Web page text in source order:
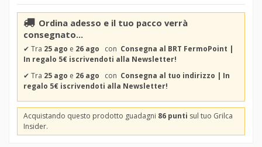
Ordina adesso e il tuo pacco verrà
consegnato...
✔ Tra 25 ago e 26 ago con Consegna al BRT FermoPoint |
In regalo 5€ iscrivendoti alla Newsletter!
✔ Tra 25 ago e 26 ago con Consegna al tuo indirizzo | In
regalo 5€ iscrivendoti alla Newsletter!
Acquistando questo prodotto guadagni 86 punti sul tuo Grilca
Insider.